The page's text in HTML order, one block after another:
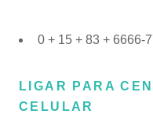
0 + 15 + 83 + 6666-
LIGAR PARA
CELULAR